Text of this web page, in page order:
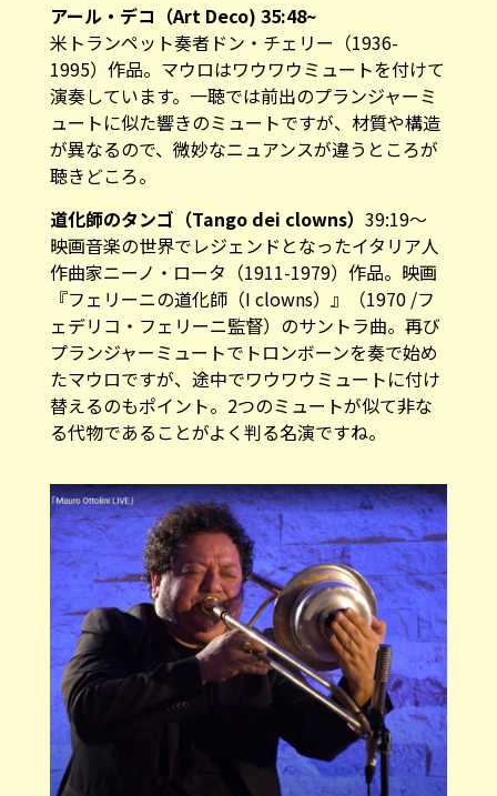
アール・デコ（Art Deco) 35:48~
米トランペット奏者ドン・チェリー（1936-
1995）作品。マウロはワウワウミュートを付けて
演奏しています。一聴では前出のプランジャーミ
ュートに似た響きのミュートですが、材質や構造
が異なるので、微妙なニュアンスが違うところが
聴きどころ。
道化師のタンゴ（Tango dei clowns） 39:19～
映画音楽の世界でレジェンドとなったイタリア人
作曲家ニーノ・ロータ（1911-1979）作品。映画
『フェリーニの道化師（I clowns）』（1970 /フ
ェデリコ・フェリーニ監督）のサントラ曲。再び
プランジャーミュートでトロンボーンを奏で始め
たマウロですが、途中でワウワウミュートに付け
替えるのもポイント。2つのミュートが似て非な
る代物であることがよく判る名演ですね。